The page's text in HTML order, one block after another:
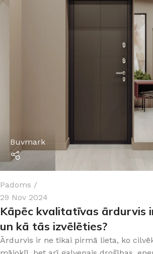
Buvmark
Padoms
29 Nov 2024
Kāpēc kvalitatīvas ārdurvis
un kā tās izvēlēties?
Ārdurvis ir ne tikai pirmā lieta, ko